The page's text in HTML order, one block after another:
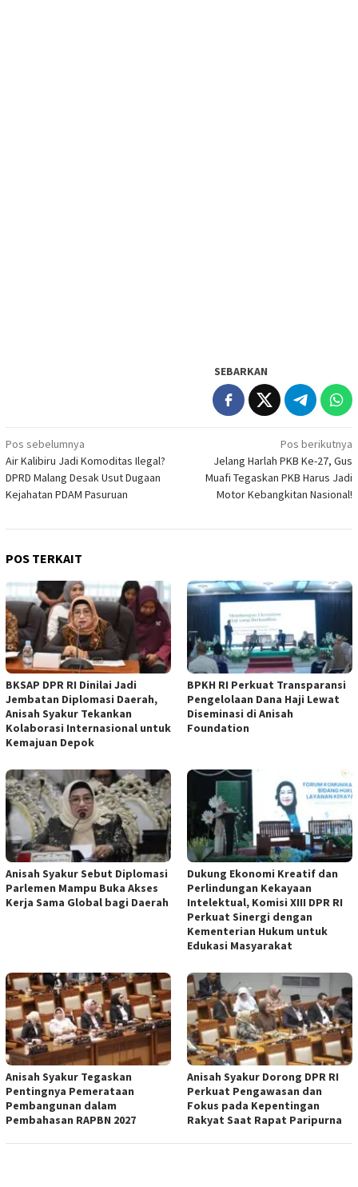
SEBARKAN
Navigasi
pos
Pos sebelumnya
Air Kalibiru Jadi Komoditas Ilegal?
DPRD Malang Desak Usut Dugaan
Kejahatan PDAM Pasuruan
Pos berikutnya
Jelang Harlah PKB Ke-27, Gus
Muafi Tegaskan PKB Harus Jadi
Motor Kebangkitan Nasional!
POS TERKAIT
BKSAP DPR RI Dinilai Jadi
Jembatan Diplomasi Daerah,
Anisah Syakur Tekankan
Kolaborasi Internasional untuk
Kemajuan Depok
BPKH RI Perkuat Transparansi
Pengelolaan Dana Haji Lewat
Diseminasi di Anisah
Foundation
Anisah Syakur Sebut Diplomasi
Parlemen Mampu Buka Akses
Kerja Sama Global bagi Daerah
Dukung Ekonomi Kreatif dan
Perlindungan Kekayaan
Intelektual, Komisi XIII DPR RI
Perkuat Sinergi dengan
Kementerian Hukum untuk
Edukasi Masyarakat
Anisah Syakur Tegaskan
Pentingnya Pemerataan
Pembangunan dalam
Pembahasan RAPBN 2027
Anisah Syakur Dorong DPR RI
Perkuat Pengawasan dan
Fokus pada Kepentingan
Rakyat Saat Rapat Paripurna